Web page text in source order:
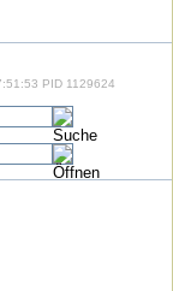
PID 1129624